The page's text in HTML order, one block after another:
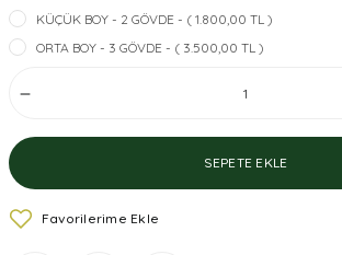
KÜÇÜK BOY - 2 GÖVDE - ( 1.800,00 TL )
ORTA BOY - 3 GÖVDE - ( 3.500,00 TL )
SEPETE EKLE